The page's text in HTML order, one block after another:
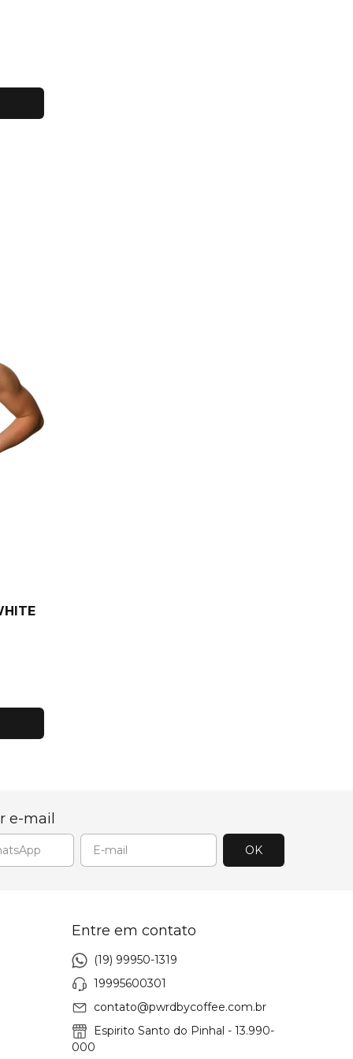
e-mail
Entre em contato
(19) 99950-1319
19995600301
contato@pwrdbycoffee.com.br
Espirito Santo do Pinhal - 13.990-
000